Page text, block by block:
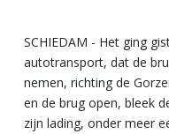
SCHIEDAM - Het ging
autotransport, dat de
nemen, richting de
en de brug open, bleek
zijn lading, onder meer